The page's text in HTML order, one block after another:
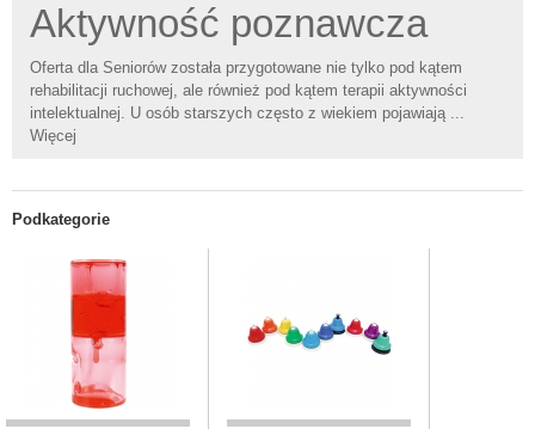
Aktywność poznawcza
Oferta dla Seniorów została przygotowane nie tylko pod kątem
rehabilitacji ruchowej, ale również pod kątem terapii aktywności
intelektualnej. U osób starszych często z wiekiem pojawiają ...
Więcej
Podkategorie